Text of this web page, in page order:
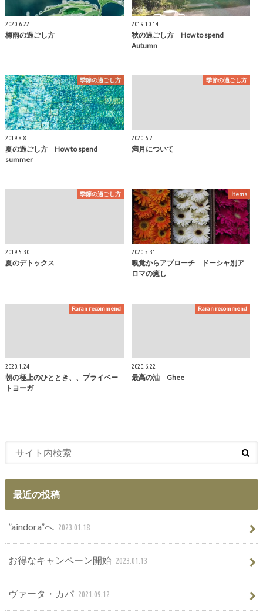
2020.6.22
梅雨の過ごし方
2019.10.14
秋の過ごし方 How to spend
Autumn
季節の過ごし方
2019.8.8
夏の過ごし方 How to spend
summer
季節の過ごし方
2020.6.2
満月について
季節の過ごし方
2019.5.30
夏のデトックス
Items
2020.5.31
嗅覚からアプローチ ドーシャ別ア
ロマの癒し
Raran recommend
2020.1.24
朝の極上のひととき、、プライベー
トヨーガ
Raran recommend
2020.6.22
最高の油 Ghee
最近の投稿
”aindora”へ 2023.01.18
お得なキャンペーン開始 2023.01.13
ヴァータ・カパ 2021.09.12